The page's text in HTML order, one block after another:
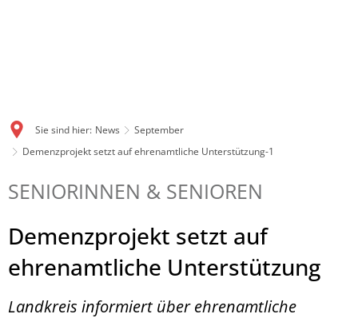
Sie sind hier: News
September
Demenzprojekt setzt auf ehrenamtliche Unterstützung-1
SENIORINNEN & SENIOREN
Demenzprojekt setzt auf
ehrenamtliche Unterstützung
Landkreis informiert über ehrenamtliche